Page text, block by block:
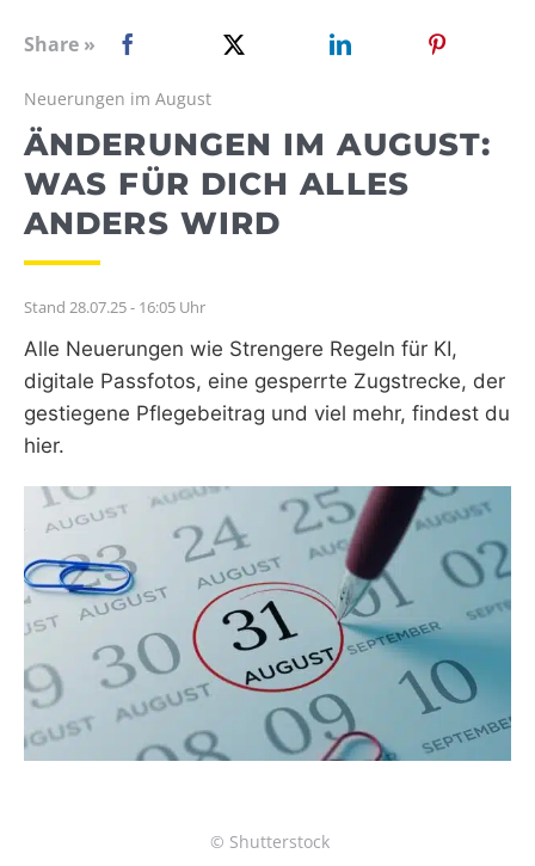
WEBRADIO
Share »
Neuerungen im August
ÄNDERUNGEN IM AUGUST:
WAS FÜR DICH ALLES
ANDERS WIRD
Stand 28.07.25 - 16:05 Uhr
Alle Neuerungen wie Strengere Regeln für KI,
digitale Passfotos, eine gesperrte Zugstrecke, der
gestiegene Pflegebeitrag und viel mehr, findest du
hier.
© Shutterstock